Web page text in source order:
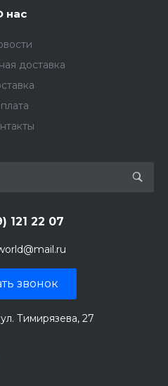
нас
доставка
121 22 07
звонок
Тимирязева, 27